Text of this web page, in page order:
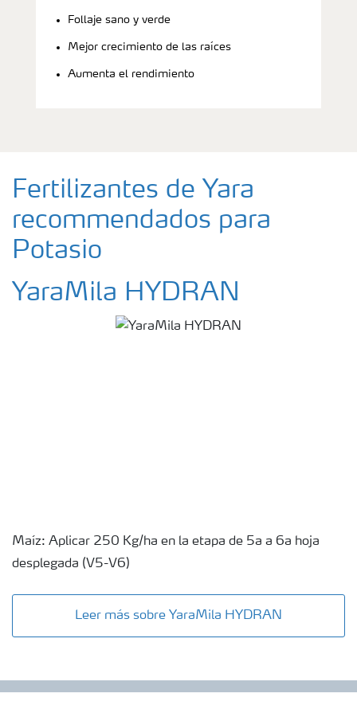
Follaje sano y verde
Mejor crecimiento de las raíces
Aumenta el rendimiento
Fertilizantes de Yara
recommendados para
Potasio
YaraMila HYDRAN
Maíz: Aplicar 250 Kg/ha en la etapa de 5a a 6a hoja
desplegada (V5-V6)
Leer más sobre YaraMila HYDRAN